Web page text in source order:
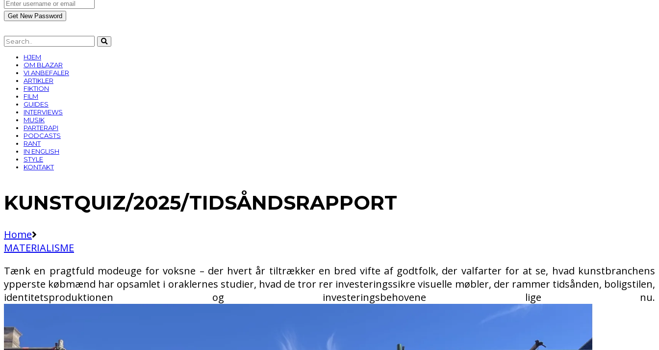
HJEM
OM BLAZAR
VI ANBEFALER
ARTIKLER
FIKTION
FILM
GUIDES
INTERVIEWS
MUSIK
PARTERAPI
PODCASTS
RANT
IN ENGLISH
STYLE
KONTAKT
KUNSTQUIZ/2025/TIDSÅNDSRAPPORT
Home
MATERIALISME
Tænk en pragtfuld modeuge for voksne – der hvert år tiltrækker en bred vifte af godtfolk, der valfarter for at se, hvad kunstbranchens
ypperste købmænd har opsamlet i oraklernes studier, hvad de tror rer investeringssikre visuelle møbler, der rammer tidsånden, boligstilen,
identitetsproduktionen og investeringsbehovene lige nu.